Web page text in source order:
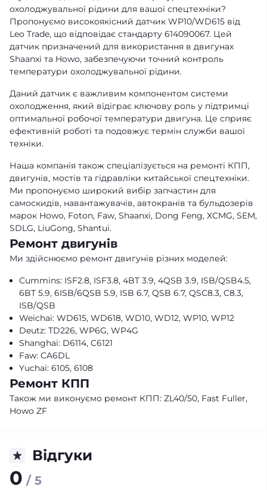
охолоджувальної рідини для вашої спецтехніки?
Пропонуємо високоякісний датчик WP10/WD615 від
Leo Trade, що відповідає стандарту 614090067. Цей
датчик призначений для використання в двигунах
Shaanxi та Howo, забезпечуючи точний контроль
температури охолоджувальної рідини.
Даний датчик є важливим компонентом системи
охолодження, який відіграє ключову роль у підтримці
оптимальної робочої температури двигуна. Це сприяє
ефективній роботі та подовжує термін служби вашої
техніки.
Наша компанія також спеціалізується на ремонті КПП,
двигунів, мостів та гідравліки китайської спецтехніки.
Ми пропонуємо широкий вибір запчастин для
самоскидів, навантажувачів, автокранів та бульдозерів
марок Howo, Foton, Faw, Shaanxi, Dong Feng, XCMG, SEM,
SDLG, LiuGong, Shantui.
Ремонт двигунів
Ми здійснюємо ремонт двигунів різних моделей:
Cummins: ISF2.8, ISF3.8, 4BT 3.9, 4QSB 3.9, ISB/QSB4.5,
6BT 5.9, 6ISB/6QSB 5.9, ISB 6.7, QSB 6.7, QSC8.3, C8.3,
ISB/QSB
Weichai: WD615, WD618, WD10, WD12, WP10, WP12
Deutz: TD226, WP6G, WP4G
Shanghai: D6114, C6121
Faw: CA6DL
Yuchai: 6105, 6108
Ремонт КПП
Також ми виконуємо ремонт КПП: ZL40/50, Fast Fuller,
Howo ZF
Відгуки
0 / 5